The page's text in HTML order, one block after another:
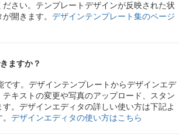
ださい。テンプレートデザインが反映された状
開きます。 デザインテンプレート集のページ
ますか？
です。デザインテンプレートからデザインエデ
テキストの変更や写真のアップロード、スタン
。デザインエディタの詳しい使い方は下記よ
デザインエディタの使い方はこちら